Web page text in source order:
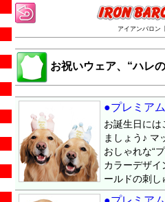
アイアンバロン
お祝いウェア、“ハレ
●プレミア
お誕生日には
ましょう♪ マ
おしゃれな“
カラーデザ
ールドの刺し